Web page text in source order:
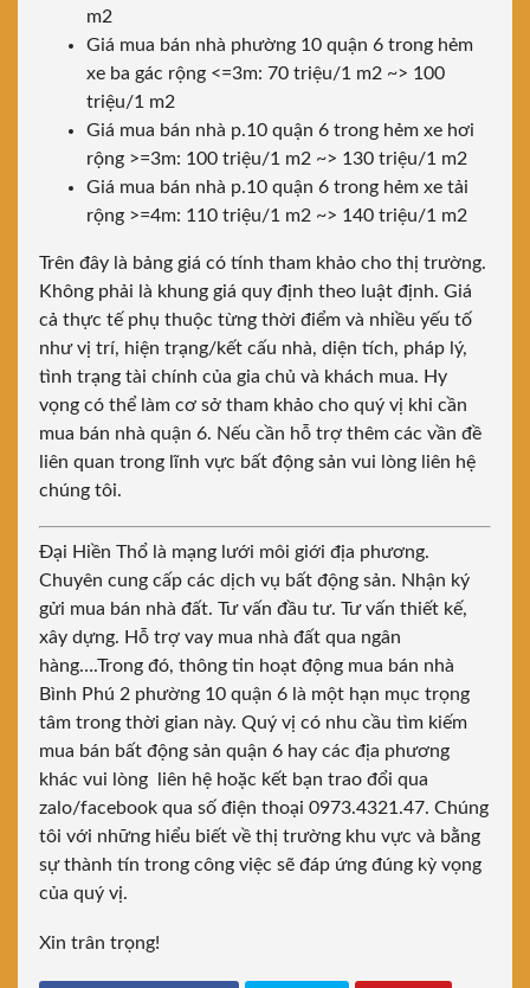
m2
Giá mua bán nhà phường 10 quận 6 trong hẻm
xe ba gác rộng <=3m: 70 triệu/1 m2 ~> 100
triệu/1 m2
Giá mua bán nhà p.10 quận 6 trong hẻm xe hơi
rộng >=3m: 100 triệu/1 m2 ~> 130 triệu/1 m2
Giá mua bán nhà p.10 quận 6 trong hẻm xe tải
rộng >=4m: 110 triệu/1 m2 ~> 140 triệu/1 m2
Trên đây là bảng giá có tính tham khảo cho thị trường.
Không phải là khung giá quy định theo luật định. Giá
cả thực tế phụ thuộc từng thời điểm và nhiều yếu tố
như vị trí, hiện trạng/kết cấu nhà, diện tích, pháp lý,
tình trạng tài chính của gia chủ và khách mua. Hy
vọng có thể làm cơ sở tham khảo cho quý vị khi cần
mua bán nhà quận 6. Nếu cần hỗ trợ thêm các vần đề
liên quan trong lĩnh vực bất động sản vui lòng liên hệ
chúng tôi.
Đại Hiền Thổ là mạng lưới môi giới địa phương.
Chuyên cung cấp các dịch vụ bất động sản. Nhận ký
gửi mua bán nhà đất. Tư vấn đầu tư. Tư vấn thiết kế,
xây dựng. Hỗ trợ vay mua nhà đất qua ngân
hàng….Trong đó, thông tin hoạt động mua bán nhà
Bình Phú 2 phường 10 quận 6 là một hạn mục trọng
tâm trong thời gian này. Quý vị có nhu cầu tìm kiếm
mua bán bất động sản quận 6 hay các địa phương
khác vui lòng liên hệ hoặc kết bạn trao đổi qua
zalo/facebook qua số điện thoại 0973.4321.47. Chúng
tôi với những hiểu biết về thị trường khu vực và bằng
sự thành tín trong công việc sẽ đáp ứng đúng kỳ vọng
của quý vị.
Xin trân trọng!